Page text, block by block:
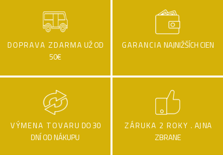
DOPRAVA ZDARMA UŽ OD
50€
GARANCIA NAJNIŽŠÍCH CIEN
VÝMENA TOVARU DO 30
DNÍ OD NÁKUPU
ZÁRUKA 2 ROKY . AJ NA
ZBRANE